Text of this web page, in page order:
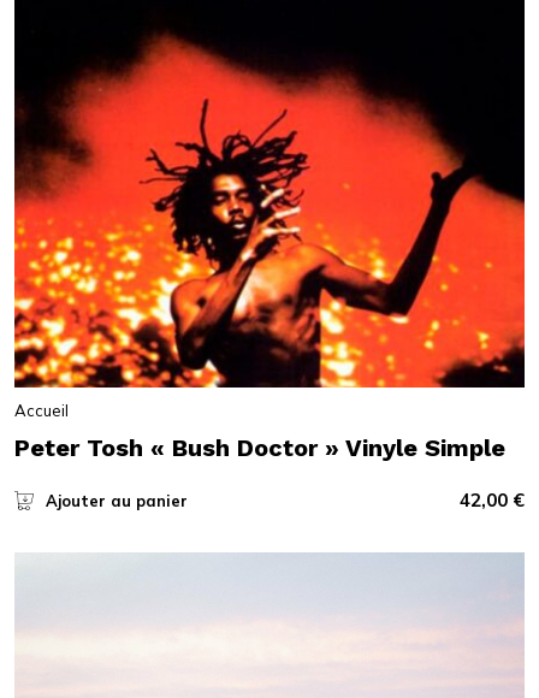
Accueil
Peter Tosh « Bush Doctor » Vinyle Simple
Ajouter au panier 42,00 €